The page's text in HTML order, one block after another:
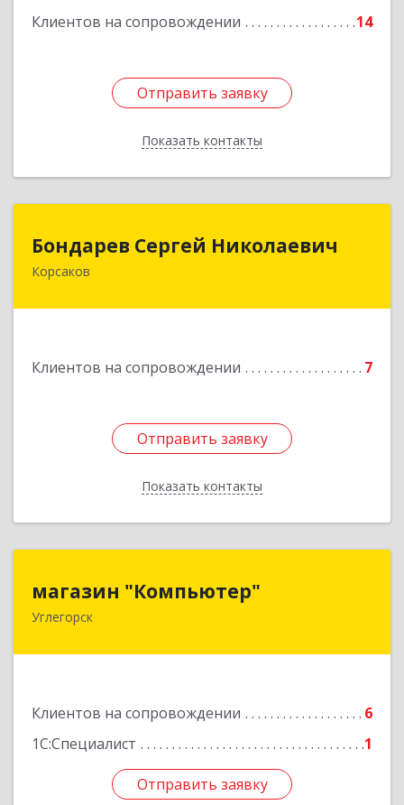
Клиентов на сопровождении 14
Отправить заявку
Показать контакты
Отправить заявку
Назад
Бондарев Сергей Николаевич
Корсаков
Клиентов на сопровождении 7
Отправить заявку
Показать контакты
Бондарев Сергей Николаевич
Отправить заявку
Назад
магазин "Компьютер"
Углегорск
Клиентов на сопровождении
6
1С:Специалист
1
Отправить заявку
694920, Сахалинская обл, Углегорский р-н,
Отправить заявку